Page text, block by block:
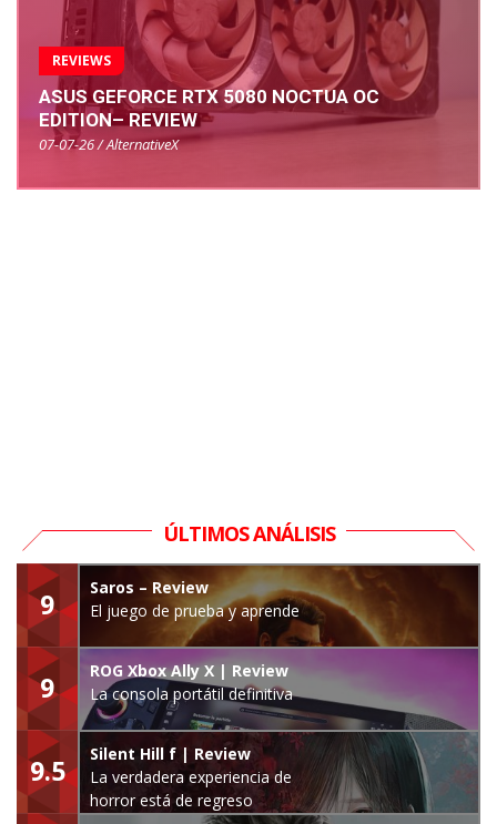
REVIEWS
ASUS GEFORCE RTX 5080 NOCTUA OC
EDITION– REVIEW
07-07-26 / AlternativeX
ÚLTIMOS ANÁLISIS
9
Saros – Review
El juego de prueba y aprende
9
ROG Xbox Ally X | Review
La consola portátil definitiva
9.5
Silent Hill f | Review
La verdadera experiencia de
horror está de regreso